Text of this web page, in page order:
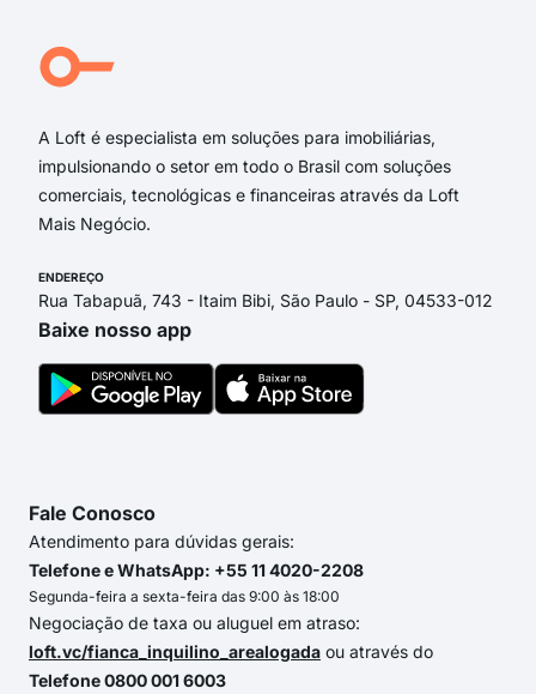
A Loft é especialista em soluções para imobiliárias,
impulsionando o setor em todo o Brasil com soluções
comerciais, tecnológicas e financeiras através da Loft
Mais Negócio.
ENDEREÇO
Rua Tabapuã, 743 - Itaim Bibi, São Paulo - SP, 04533-012
Baixe nosso app
Fale Conosco
Atendimento para dúvidas gerais:
Telefone e WhatsApp: +55 11 4020-2208
Segunda-feira a sexta-feira das 9:00 às 18:00
Negociação de taxa ou aluguel em atraso:
loft.vc/fianca_inquilino_arealogada ou através do
Telefone 0800 001 6003